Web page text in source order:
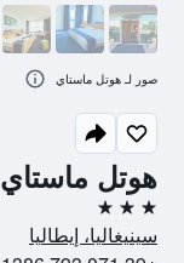
هوتل ماستاي
3 نجوم
سينيغاليا، إيطاليا
صور لـ هوتل ماستاي